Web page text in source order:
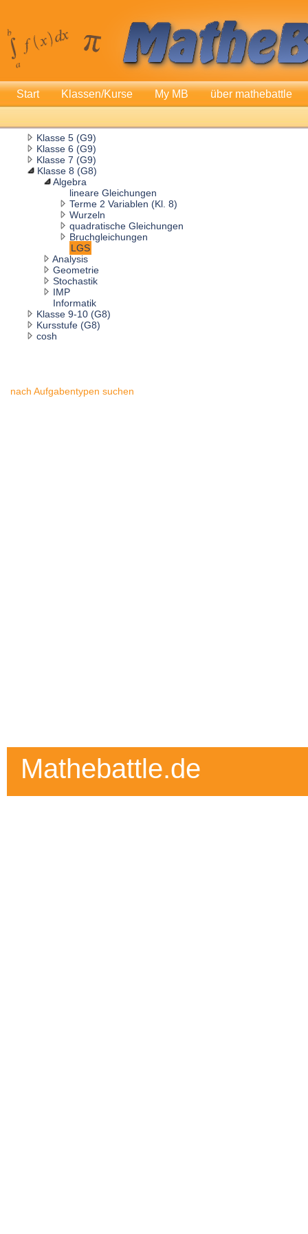
Start Klassen/Kurse My MB über mathebattle
Klasse 5 (G9)
Klasse 6 (G9)
Klasse 7 (G9)
Klasse 8 (G8)
Algebra
lineare Gleichungen
Terme 2 Variablen (Kl. 8)
Wurzeln
quadratische Gleichungen
Bruchgleichungen
LGS
Analysis
Geometrie
Stochastik
IMP
Informatik
Klasse 9-10 (G8)
Kursstufe (G8)
cosh
nach Aufgabentypen suchen
Mathebattle.de